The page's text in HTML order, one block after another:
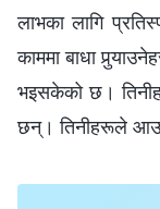
लाभका लागि
काममा बाधा
भइसकेको छ।
छन्। तिनीहरूले आउन